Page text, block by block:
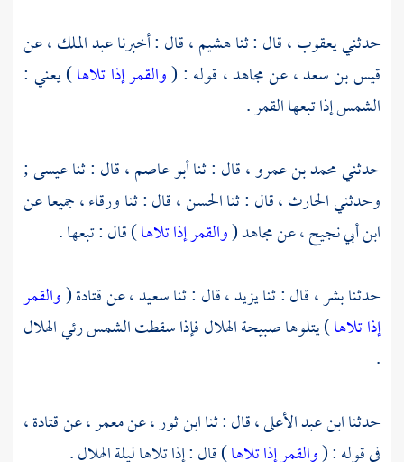
حدثنييعقوب ،قال : ثناهشيم ،قال : أخبرناعبد الملك ،عن
قيس بن سعد ،عنمجاهد ، قوله : (والقمر إذا تلاها) يعني :
الشمس إذا تبعها القمر .
حدثنيمحمد بن عمرو ،قال : ثناأبو عاصم ،قال : ثناعيسى ;
وحدثنيالحارث ،قال : ثناالحسن ،قال : ثناورقاء ،جميعا عن
ابن أبي نجيح ،عنمجاهد(والقمر إذا تلاها) قال : تبعها .
حدثنابشر ،قال : ثنايزيد ،قال : ثناسعيد ،عنقتادة(والقمر
إذا تلاها) يتلوها صبيحة الهلال فإذا سقطت الشمس رئي الهلال
.
حدثناابن عبد الأعلى ،قال :ثنا ابن ثور ،عنمعمر ،عنقتادة ،
في قوله : (والقمر إذا تلاها) قال : إذا تلاها ليلة الهلال .